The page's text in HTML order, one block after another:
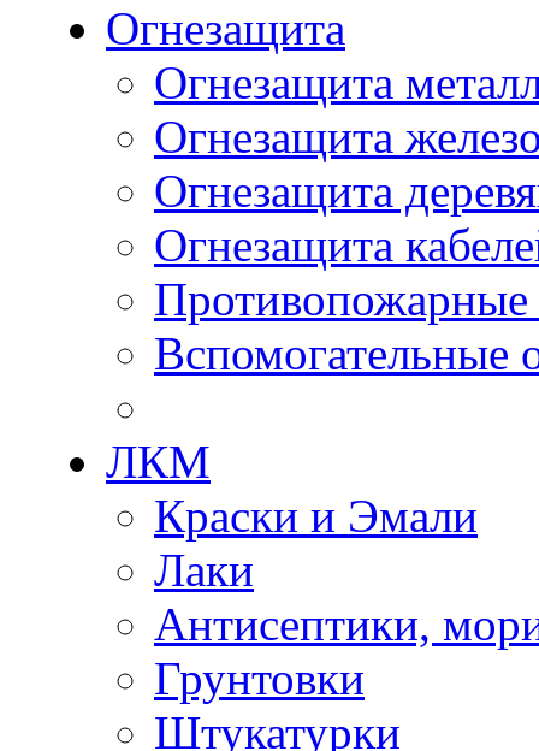
Огнезащита
Огнезащита
Огнезащита
Огнезащита
Огнезащита
Вспомогательные
ЛКМ
Краски и Эмали
Лаки
Антисептики,
Грунтовки
Штукатурки